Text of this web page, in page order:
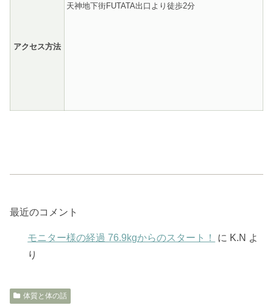
アクセス方法
天神地下街FUTATA出口より徒歩2分
最近のコメント
モニター様の経過 76.9kgからのスタート！ に K.N よ
り
体質と体の話